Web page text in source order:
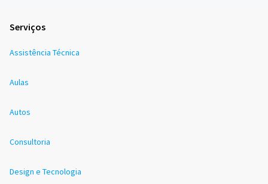
Serviços
Assistência Técnica
Aulas
Autos
Consultoria
Design e Tecnologia